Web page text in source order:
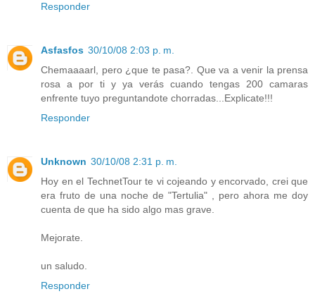
Responder
Asfasfos 30/10/08 2:03 p. m.
Chemaaaarl, pero ¿que te pasa?. Que va a venir la prensa
rosa a por ti y ya verás cuando tengas 200 camaras
enfrente tuyo preguntandote chorradas...Explicate!!!
Responder
Unknown 30/10/08 2:31 p. m.
Hoy en el TechnetTour te vi cojeando y encorvado, crei que
era fruto de una noche de "Tertulia" , pero ahora me doy
cuenta de que ha sido algo mas grave.
Mejorate.
un saludo.
Responder